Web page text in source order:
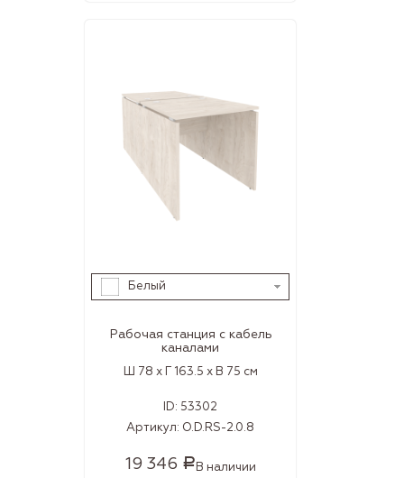
Белый
Рабочая станция с кабель
каналами
Ш 78 x Г 163.5 x В 75 см
ID: 53302
Артикул: O.D.RS-2.0.8
19 346 Р В наличии